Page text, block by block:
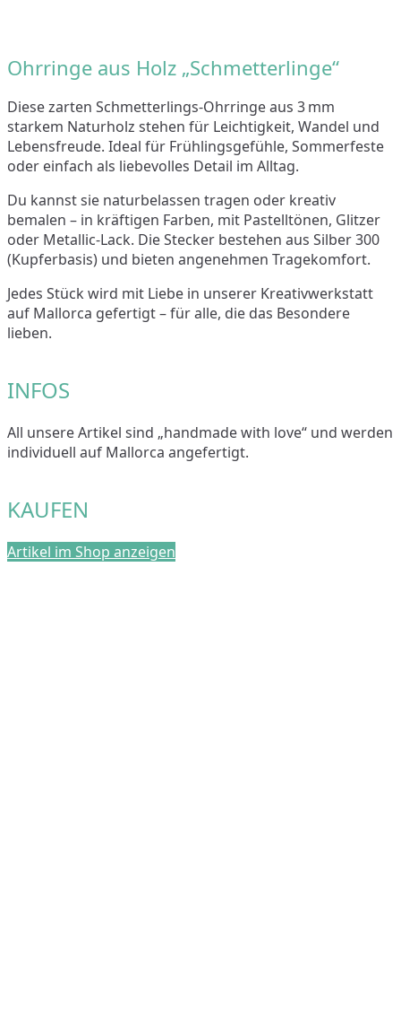
Ohrringe aus Holz „Schmetterlinge“
Diese zarten Schmetterlings-Ohrringe aus 3 mm
starkem Naturholz stehen für Leichtigkeit, Wandel und
Lebensfreude. Ideal für Frühlingsgefühle, Sommerfeste
oder einfach als liebevolles Detail im Alltag.
Du kannst sie naturbelassen tragen oder kreativ
bemalen – in kräftigen Farben, mit Pastelltönen, Glitzer
oder Metallic-Lack. Die Stecker bestehen aus Silber 300
(Kupferbasis) und bieten angenehmen Tragekomfort.
Jedes Stück wird mit Liebe in unserer Kreativwerkstatt
auf Mallorca gefertigt – für alle, die das Besondere
lieben.
INFOS
All unsere Artikel sind „handmade with love“ und werden
individuell auf Mallorca angefertigt.
KAUFEN
Artikel im Shop anzeigen